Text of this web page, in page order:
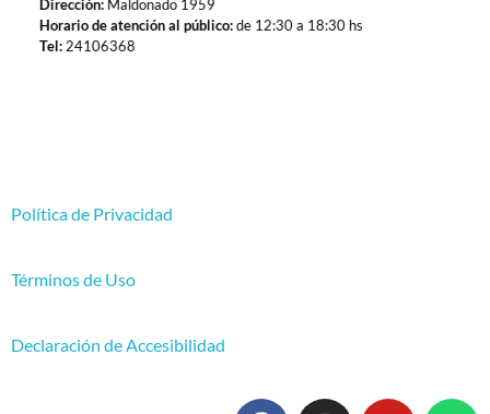
Dirección:Maldonado 1959
Horario de atención al público:de 12:30 a 18:30 hs
Tel:24106368
Política de Privacidad
Términos de Uso
Declaración de Accesibilidad